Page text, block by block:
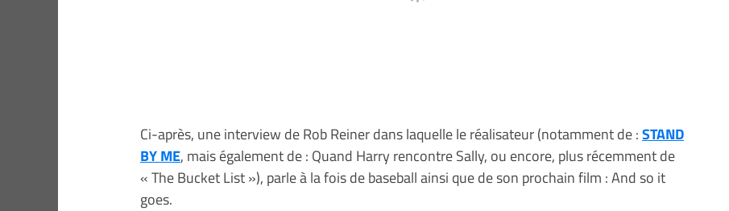
Ci-après, une interview de Rob Reiner dans laquelle le réalisateur (notamment de :STAND
BY ME, mais également de : Quand Harry rencontre Sally, ou encore, plus récemment de
« The Bucket List »), parle à la fois de baseball ainsi que de son prochain film : And so it
goes.